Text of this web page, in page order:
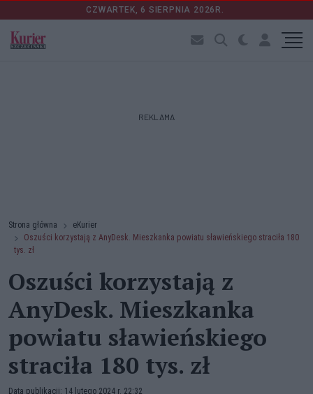
CZWARTEK, 6 SIERPNIA 2026R.
REKLAMA
Strona główna
eKurier
Oszuści korzystają z AnyDesk. Mieszkanka powiatu sławieńskiego straciła 180
tys. zł
Oszuści korzystają z
AnyDesk. Mieszkanka
powiatu sławieńskiego
straciła 180 tys. zł
Data publikacji: 14 lutego 2024 r. 22:32